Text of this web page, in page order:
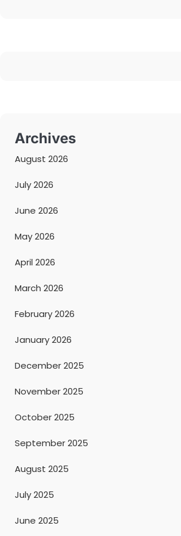
Archives
August 2026
July 2026
June 2026
May 2026
April 2026
March 2026
February 2026
January 2026
December 2025
November 2025
October 2025
September 2025
August 2025
July 2025
June 2025